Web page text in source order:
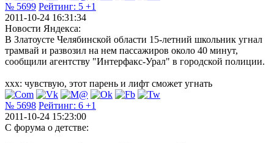
№ 5699 Рейтинг: 5 +1
2011-10-24 16:31:34
Новости Яндекса:
В Златоусте Челябинской области 15-летний школьник угнал
трамвай и развозил на нем пассажиров около 40 минут,
сообщили агентству "Интерфакс-Урал" в городской полиции.
ххх: чувствую, этот парень и лифт сможет угнать
№ 5698 Рейтинг: 6 +1
2011-10-24 15:23:00
С форума о детстве: